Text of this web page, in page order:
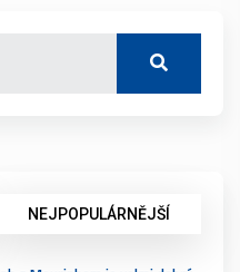
NEJPOPULÁRNĚJŠÍ